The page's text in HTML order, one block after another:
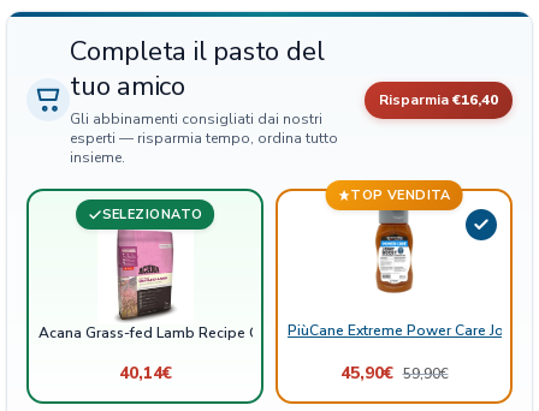
C
a
n
e
S
i
n
q
a
Completa il pasto del
tuo amico
Gli abbinamenti consigliati dai nostri
esperti — risparmia tempo, ordina tutto
insieme.
Risparmia€16,40
SELEZIONATO
Acana Grass-fed Lamb Recipe Cane Singles
40,14€
TOP VENDITA
PiùCane Extreme Power Care Joint
45,90€ 59,90€